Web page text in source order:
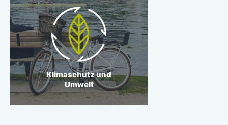
Klimaschutz und
Umwelt
Wir wollen Hamburgs
Grün erhalten und
nehmen unsere
Verantwortung für das
Klima ernst.